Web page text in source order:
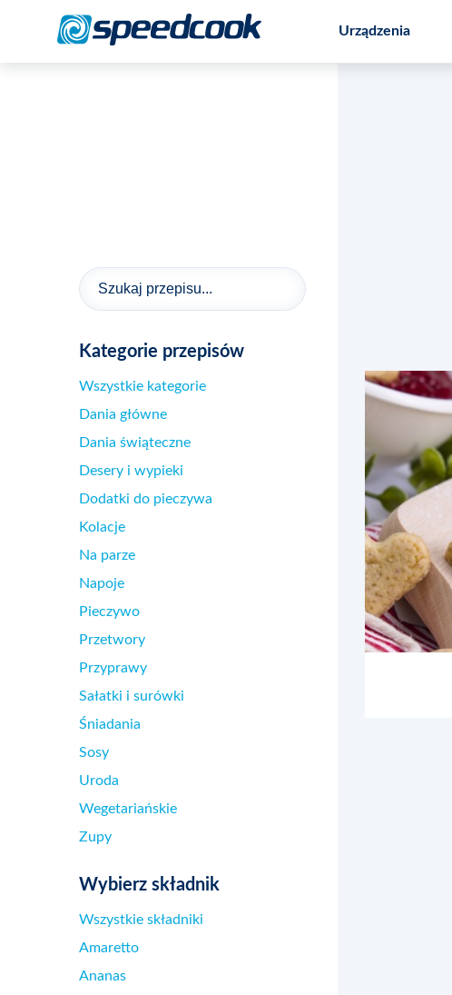
Urządzenia
Kategorie przepisów
Wszystkie kategorie
Dania główne
Dania świąteczne
Desery i wypieki
Dodatki do pieczywa
Kolacje
Na parze
Napoje
Pieczywo
Przetwory
Przyprawy
Sałatki i surówki
Śniadania
Sosy
Uroda
Wegetariańskie
Zupy
Wybierz składnik
Wszystkie składniki
Amaretto
Ananas